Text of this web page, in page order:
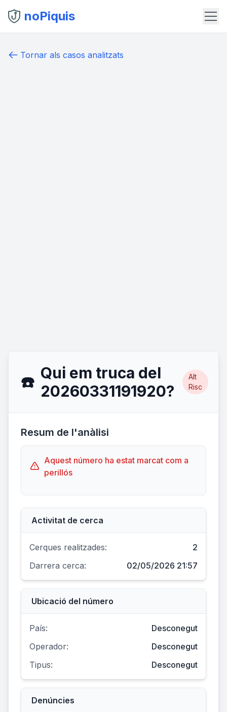
noPiquis
Tornar als casos analitzats
☎️ Qui em truca del
20260331191920?
Alt
Risc
Resum de l'anàlisi
Aquest número ha estat marcat com a
perillós
Activitat de cerca
Cerques realitzades:
2
Darrera cerca:
02/05/2026 21:57
Ubicació del número
País:
Desconegut
Operador:
Desconegut
Tipus:
Desconegut
Denúncies